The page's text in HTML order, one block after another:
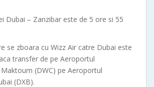
Dubai – Zanzibar este de 5 ore si 55
se zboara cu Wizz Air catre Dubai este
transfer de pe Aeroportul
(DWC) pe Aeroportul
(DXB).